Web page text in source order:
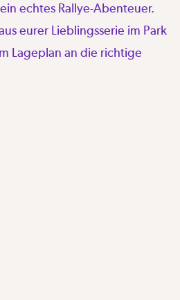
echtes Rallye-Abenteuer.
eurer Lieblingsserie im Park
Lageplan an die richtige